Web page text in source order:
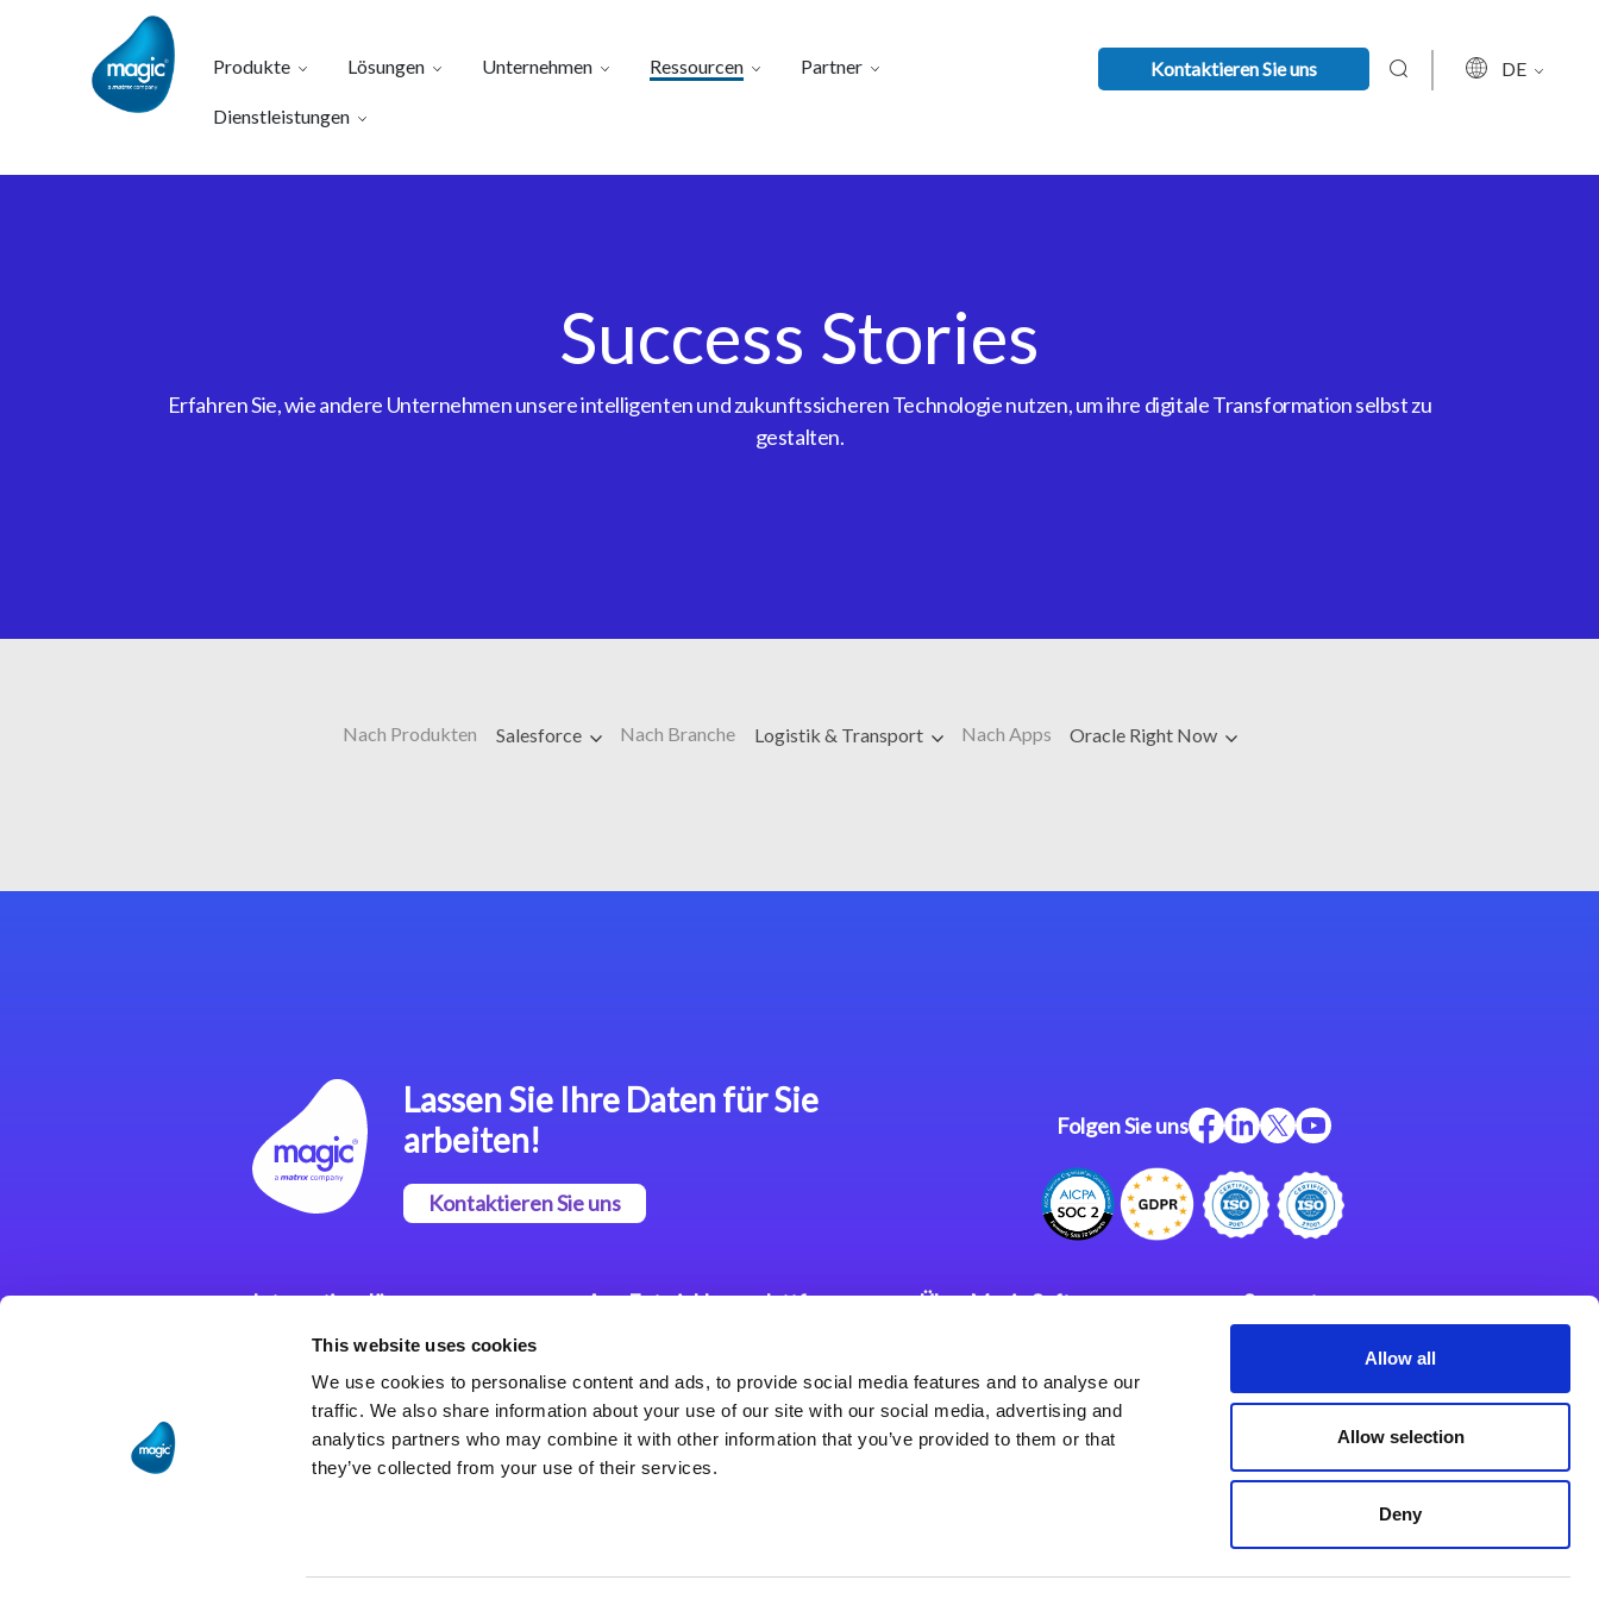
This website uses cookies
We use cookies to personalise content and ads, to provide social media features and to analyse our
traffic. We also share information about your use of our site with our social media, advertising and
analytics partners who may combine it with other information that you’ve provided to them or that
they’ve collected from your use of their services.
Allow all
Allow selection
Deny
Produkte Lösungen Unternehmen Ressourcen Partner
Dienstleistungen
Kontaktieren Sie uns DE
Success Stories
Erfahren Sie, wie andere Unternehmen unsere intelligenten und zukunftssicheren Technologie nutzen, um ihre digitale Transformation selbst zu
gestalten.
Nach Produkten Salesforce Nach Branche Logistik & Transport Nach Apps Oracle Right Now
Lassen Sie Ihre Daten für Sie
arbeiten!
Kontaktieren Sie uns
Folgen Sie uns
Integrationslösungen
Magic xpi
Integrationsplattform
App Entwicklungsplattform
Plattform
Magic xpa Web Application
Framework
Über Magic Software
Karriere
Datenschutzerklärung
Weltweite Niederlassungen
Support
Impressum